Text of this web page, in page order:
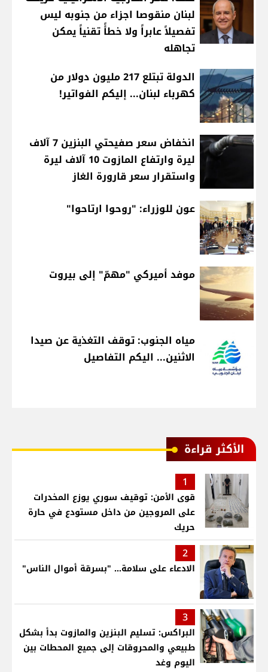
لبنان منقوصا اجزاء من جنوبه ليس
تفصيلاً عابراً ولا خطأً تقنياً يمكن
تجاهله
الدولة تبتلع 217 مليون دولار من
كهرباء لبنان... إليكم الفواتير!
انخفاض سعر صفيحتي البنزين 7 آلاف
ليرة وارتفاع المازوت 10 آلاف ليرة
واستقرار سعر قارورة الغاز
عون للوزراء: "روحوا ارتاحوا"
موفد أميركي "مهمّ" إلى بيروت
مياه الجنوب: توقف التغذية عن صيدا
الاثنين... اليكم التفاصيل
الأكثر قراءة
1
قوى الأمن: توقيف سوري يوزع المخدرات
على المروجين من داخل مستودع في حارة
حريك
2
الادعاء على سلامة... "بسرقة أموال الناس"
3
البراكس: تسليم البنزين والمازوت بدأ بشكل
طبيعي والمحروقات إلى جميع المحطات بين
اليوم وغد